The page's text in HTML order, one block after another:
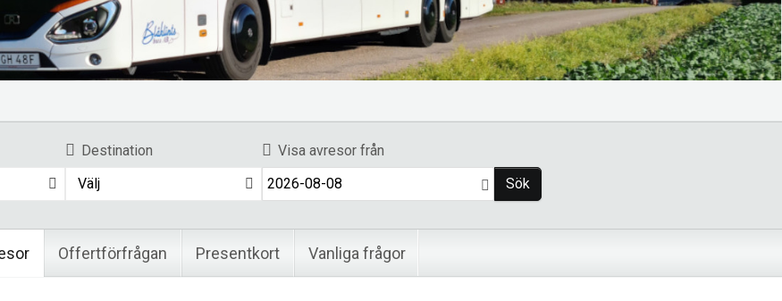
Destination
Välj
Visa avresor från
Sök
Offertförfrågan Presentkort Vanliga frågor